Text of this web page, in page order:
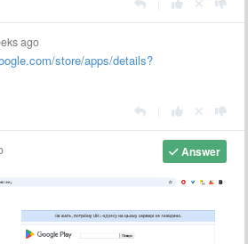
ago
store/apps/details?
Answer